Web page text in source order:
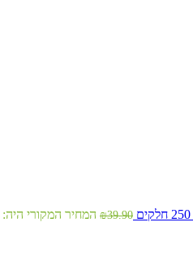
₪39.90 המחיר המקורי היה: ₪39.90.